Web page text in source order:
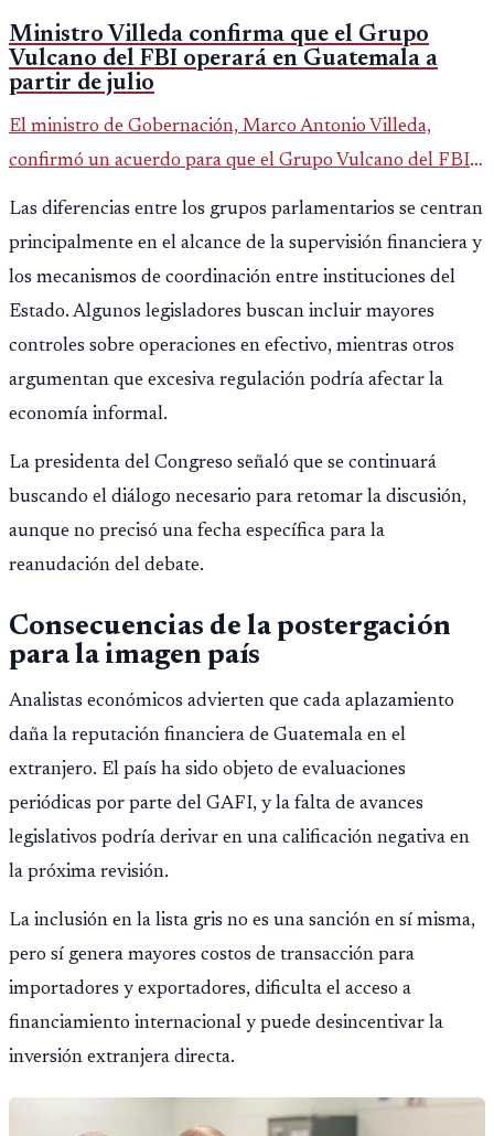
Ministro Villeda confirma que el Grupo
Vulcano del FBI operará en Guatemala a
partir de julio
El ministro de Gobernación, Marco Antonio Villeda,
confirmó un acuerdo para que el Grupo Vulcano del FBI
opere en Guatemala a partir de julio, tras un intento
fallido con la administración anterior del Ministerio
Público.
Las diferencias entre los grupos parlamentarios se centran
principalmente en el alcance de la supervisión financiera y
los mecanismos de coordinación entre instituciones del
Estado. Algunos legisladores buscan incluir mayores
controles sobre operaciones en efectivo, mientras otros
argumentan que excesiva regulación podría afectar la
economía informal.
La presidenta del Congreso señaló que se continuará
buscando el diálogo necesario para retomar la discusión,
aunque no precisó una fecha específica para la
reanudación del debate.
Consecuencias de la postergación
para la imagen país
Analistas económicos advierten que cada aplazamiento
daña la reputación financiera de Guatemala en el
extranjero. El país ha sido objeto de evaluaciones
periódicas por parte del GAFI, y la falta de avances
legislativos podría derivar en una calificación negativa en
la próxima revisión.
La inclusión en la lista gris no es una sanción en sí misma,
pero sí genera mayores costos de transacción para
importadores y exportadores, dificulta el acceso a
financiamiento internacional y puede desincentivar la
inversión extranjera directa.